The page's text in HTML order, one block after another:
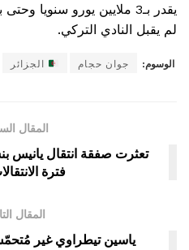
يقدر بـ3 ملايين يورو سنويا
لم يقبل النادي التركي.
الوسوم: جوان حجام الجزائر
المقال
تعثرت صفقة انتقال يانيس
فترة
المقال
ياسين تيطراوي غير